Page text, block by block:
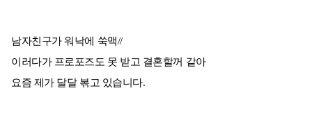
남자친구가 워낙에 쑥맥//
이러다가 프로포즈도 못 받고 결혼할꺼 같아
요즘 제가 달달 볶고 있습니다.